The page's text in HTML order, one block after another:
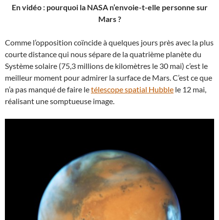
En vidéo : pourquoi la NASA n’envoie-t-elle personne sur
Mars ?
Comme l’opposition coïncide à quelques jours près avec la plus
courte distance qui nous sépare de la quatrième planète du
Système solaire (75,3 millions de kilomètres le 30 mai) c’est le
meilleur moment pour admirer la surface de Mars. C’est ce que
n’a pas manqué de faire letélescope spatial Hubble le 12 mai,
réalisant une somptueuse image.